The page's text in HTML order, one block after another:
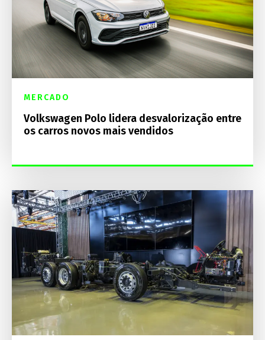
MERCADO
Volkswagen Polo lidera desvalorização entre
os carros novos mais vendidos